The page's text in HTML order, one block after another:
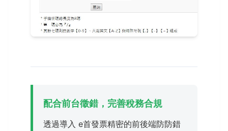
配合前台徵錯，完善稅務合規
透過導入 e首發票精密的前後端防防錯